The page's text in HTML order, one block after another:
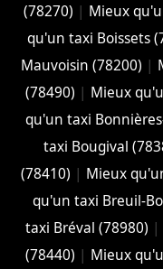
(78270) | Mieux
qu'un taxi Boissets
Mauvoisin (78200) |
(78490) | Mieux
qu'un taxi
taxi Bougival
(78410) | Mieux
qu'un taxi Breuil-
taxi Bréval (78980) |
(78440) | Mieux